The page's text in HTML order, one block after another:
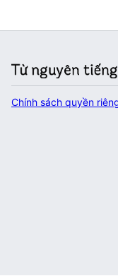
Chính sách quyền